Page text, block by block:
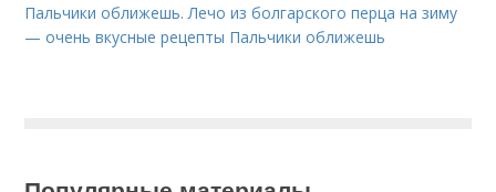
Пальчики оближешь. Лечо из болгарского перца на зиму
— очень вкусные рецепты Пальчики оближешь